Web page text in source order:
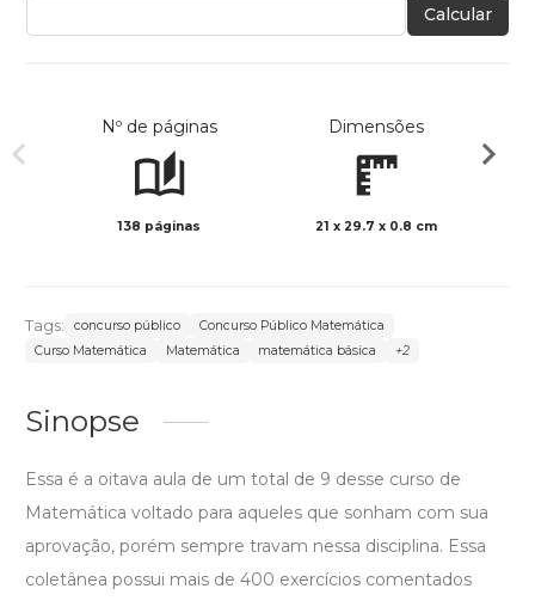
Calcular
Nº de páginas
138 páginas
Dimensões
21 x 29.7 x 0.8 cm
Tags: concurso público
Concurso Público Matemática
Curso Matemática
Matemática matemática básica +2
Sinopse
Essa é a oitava aula de um total de 9 desse curso de
Matemática voltado para aqueles que sonham com sua
aprovação, porém sempre travam nessa disciplina. Essa
coletânea possui mais de 400 exercícios comentados